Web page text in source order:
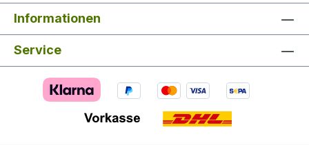
Reißverschluss Qualität Obermaterial:
68% Baumwolle 25% Polyamid 7%
Informationen
Service